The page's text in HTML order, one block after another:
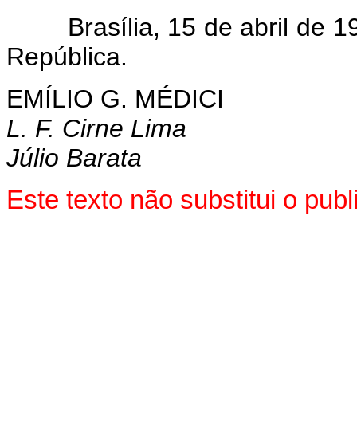
Brasília, 15 de abril de
República.
EMÍLIO G. MÉDICI
L. F. Cirne Lima
Júlio Barata
Este texto não substitui o